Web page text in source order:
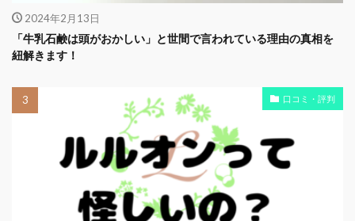
2024年2月13日
「牛乳石鹸は頭がおかしい」と世間で言われている理由の真相を
紐解きます！
口コミ・評判